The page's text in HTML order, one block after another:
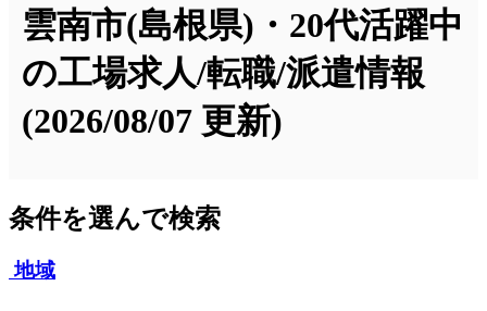
雲南市(島根県)・20代活躍中
の工場求人/転職/派遣情報
(2026/08/07 更新)
条件を選んで検索
地域